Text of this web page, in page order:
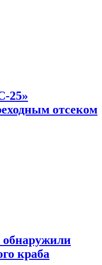
25»
отсеком
краба